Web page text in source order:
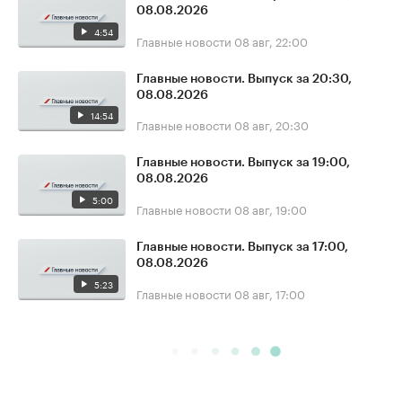
4:54
08.08.2026
Главные новости 08 авг, 22:00
14:54
Главные новости. Выпуск за 20:30,
08.08.2026
Главные новости 08 авг, 20:30
5:00
Главные новости. Выпуск за 19:00,
08.08.2026
Главные новости 08 авг, 19:00
5:23
Главные новости. Выпуск за 17:00,
08.08.2026
Главные новости 08 авг, 17:00